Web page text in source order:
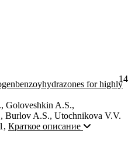
for highly
Goloveshkin A.S.,
Burlov A.S., Utochnikova V.V.
, Краткое описание
14